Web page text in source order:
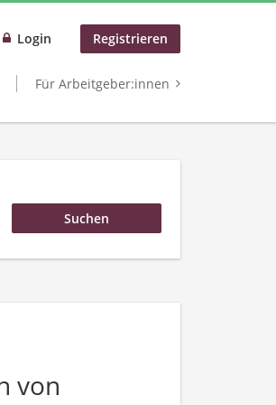
Login Registrieren
Für Arbeitgeber:innen
von